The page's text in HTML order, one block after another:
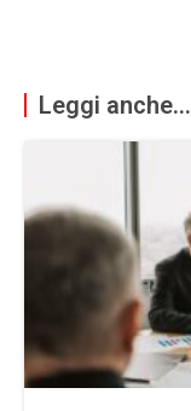
Leggi anche...